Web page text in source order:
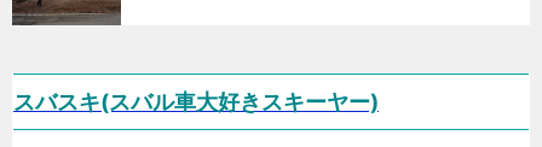
スバスキ(スバル車大好きスキーヤー)